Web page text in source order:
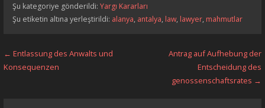
Şu kategoriye gönderildi: Yargı Kararları
Şu etiketin altına yerleştirildi: alanya, antalya, law, lawyer, mahmutlar
Yazı
dolaşımı
← Entlassung des Anwalts und
Konsequenzen
Antrag auf Aufhebung der
Entscheidung des
genossenschaftsrates →